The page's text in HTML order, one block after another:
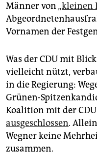
Männer von „kleinen
Vornamen der
Was der CDU mit
vielleicht nützt,
in die Regierung:
Grünen-
Koalition mit der CDU
ausgeschlossen.
Wegner keine
zusammen.